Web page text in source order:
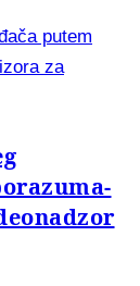
putem
za